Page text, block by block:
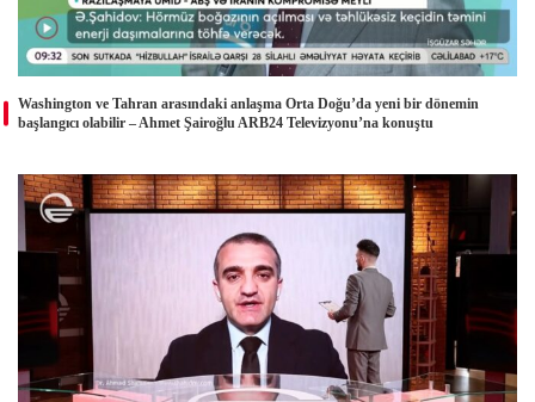
Washington ve Tahran arasındaki anlaşma Orta Doğu’da yeni bir dönemin
başlangıcı olabilir – Ahmet Şairoğlu ARB24 Televizyonu’na konuştu